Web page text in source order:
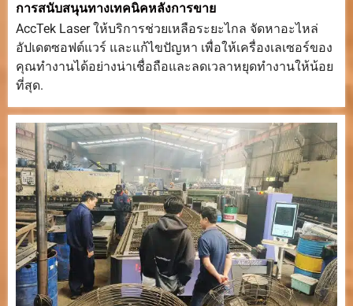
การสนับสนุนทางเทคนิคหลังการขาย
AccTek Laser ให้บริการช่วยเหลือระยะไกล จัดหาอะไหล่
อัปเดตซอฟต์แวร์ และแก้ไขปัญหา เพื่อให้เครื่องเลเซอร์ของ
คุณทำงานได้อย่างน่าเชื่อถือและลดเวลาหยุดทำงานให้น้อย
ที่สุด.